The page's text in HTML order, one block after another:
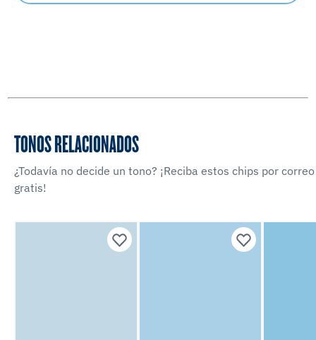
TONOS RELACIONADOS
¿Todavía no decide un tono? ¡Reciba estos chips por correo
gratis!